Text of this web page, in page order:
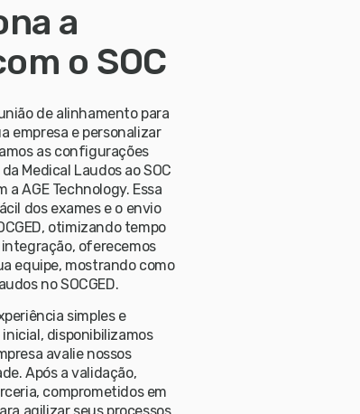
a
o SOC
de alinhamento para
empresa e personalizar
as configurações
Medical Laudos ao SOC
a AGE Technology. Essa
dos exames e o envio
otimizando tempo
oferecemos
equipe, mostrando como
no SOCGED.
simples e
disponibilizamos
avalie nossos
Após a validação,
comprometidos em